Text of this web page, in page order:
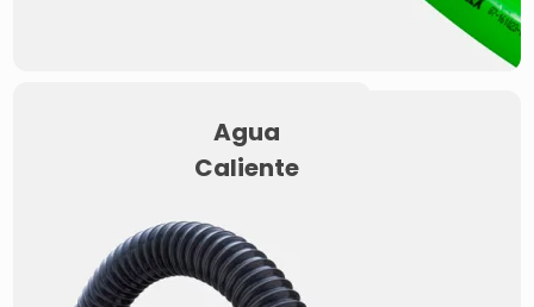
Agua
Caliente